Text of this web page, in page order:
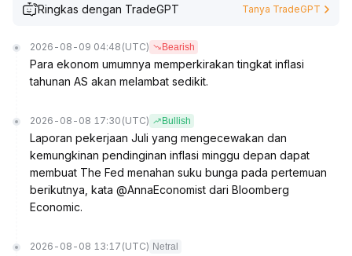
Ringkas dengan TradeGPT Tanya TradeGPT
2026-08-09 04:48 (UTC) Bearish
Para ekonom umumnya memperkirakan tingkat inflasi
tahunan AS akan melambat sedikit.
2026-08-08 17:30 (UTC) Bullish
Laporan pekerjaan Juli yang mengecewakan dan
kemungkinan pendinginan inflasi minggu depan dapat
membuat The Fed menahan suku bunga pada pertemuan
berikutnya, kata @AnnaEconomist dari Bloomberg
Economic.
2026-08-08 13:17 (UTC) Netral